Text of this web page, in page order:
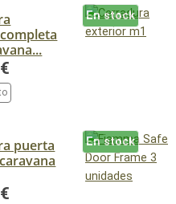
En stock
puerta
En stock